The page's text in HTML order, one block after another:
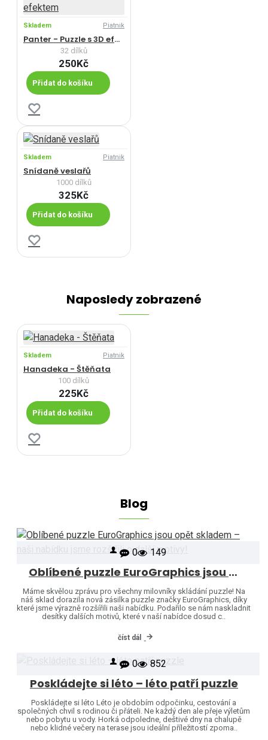
Skladem Piatnik
Panter - Puzzle s 3D efektem
32 dílků
250Kč
Přidat do košíku
Skladem Piatnik
Snídaně veslařů
1000 dílků
325Kč
Přidat do košíku
Naposledy zobrazené
Skladem Piatnik
Hanadeka - Štěňata
100 dílků
225Kč
Přidat do košíku
Blog
0 149
Oblíbené puzzle EuroGraphics jsou opět skladem – naši nabídku jsme rozšířili o další motivy!
Máme skvělou zprávu pro všechny milovníky skládání puzzle! Na
náš sklad dorazila nová zásilka puzzle značky EuroGraphics, díky
které jsme výrazně rozšířili naši nabídku. Podařilo se nám naskladnit
desítky dalších motivů, které v naší nabídce dosud c..
číst dál
0 852
Poskládejte si léto – léto patří puzzle
Poskládejte si léto Léto je obdobím odpočinku, cestování a
společných chvil s rodinou či přáteli. Ne každý den ale přeje výletům
nebo pobytu u vody. Horká odpoledne, deštivé dny na chalupě
nebo klidné večery na terase jsou ideální příležitostí zpoma..